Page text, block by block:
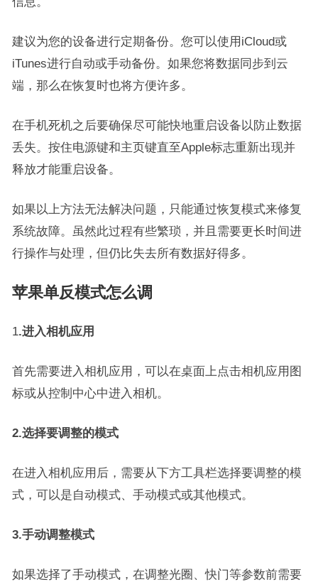
建议为您的设备进行定期备份。您可以使用iCloud或
iTunes进行自动或手动备份。如果您将数据同步到云
端，那么在恢复时也将方便许多。
在手机死机之后要确保尽可能快地重启设备以防止数据
丢失。按住电源键和主页键直至Apple标志重新出现并
释放才能重启设备。
如果以上方法无法解决问题，只能通过恢复模式来修复
系统故障。虽然此过程有些繁琐，并且需要更长时间进
行操作与处理，但仍比失去所有数据好得多。
苹果单反模式怎么调
1.进入相机应用
首先需要进入相机应用，可以在桌面上点击相机应用图
标或从控制中心中进入相机。
2.选择要调整的模式
在进入相机应用后，需要从下方工具栏选择要调整的模
式，可以是自动模式、手动模式或其他模式。
3.手动调整模式
如果选择了手动模式，在调整光圈、快门等参数前需要